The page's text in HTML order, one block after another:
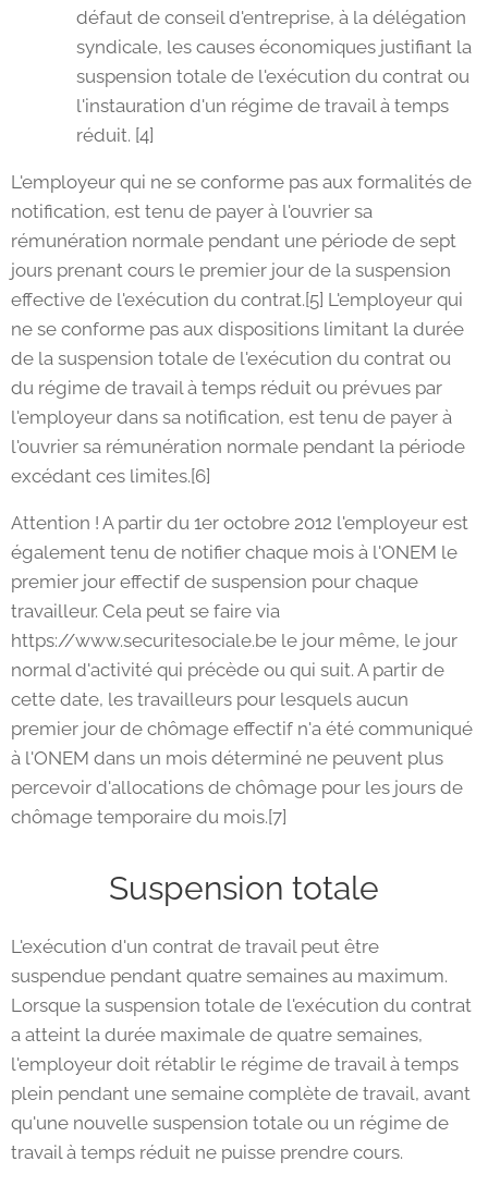
défaut de conseil d'entreprise, à la délégation
syndicale, les causes économiques justifiant la
suspension totale de l'exécution du contrat ou
l'instauration d'un régime de travail à temps
réduit. [4]
L'employeur qui ne se conforme pas aux formalités de
notification, est tenu de payer à l'ouvrier sa
rémunération normale pendant une période de sept
jours prenant cours le premier jour de la suspension
effective de l'exécution du contrat.[5] L'employeur qui
ne se conforme pas aux dispositions limitant la durée
de la suspension totale de l'exécution du contrat ou
du régime de travail à temps réduit ou prévues par
l'employeur dans sa notification, est tenu de payer à
l'ouvrier sa rémunération normale pendant la période
excédant ces limites.[6]
Attention ! A partir du 1er octobre 2012 l'employeur est
également tenu de notifier chaque mois à l'ONEM le
premier jour effectif de suspension pour chaque
travailleur. Cela peut se faire via
https://www.securitesociale.be le jour même, le jour
normal d'activité qui précède ou qui suit. A partir de
cette date, les travailleurs pour lesquels aucun
premier jour de chômage effectif n'a été communiqué
à l'ONEM dans un mois déterminé ne peuvent plus
percevoir d'allocations de chômage pour les jours de
chômage temporaire du mois.[7]
Suspension totale
L'exécution d'un contrat de travail peut être
suspendue pendant quatre semaines au maximum.
Lorsque la suspension totale de l'exécution du contrat
a atteint la durée maximale de quatre semaines,
l'employeur doit rétablir le régime de travail à temps
plein pendant une semaine complète de travail, avant
qu'une nouvelle suspension totale ou un régime de
travail à temps réduit ne puisse prendre cours.